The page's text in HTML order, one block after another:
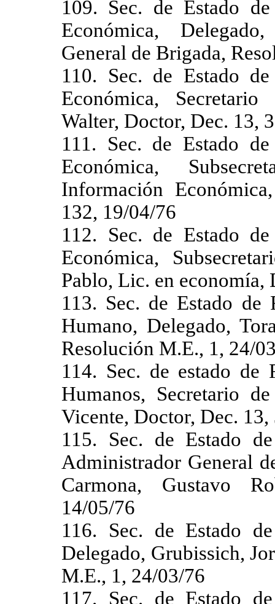
109. Sec. de Estado
Económica,
General de Brigada,
110. Sec. de Estado
Económica,
Walter, Doctor, Dec. 13,
111. Sec. de Estado
Económica,
Información
132, 19/04/76
112. Sec. de Estado
Económica,
Pablo, Lic. en economía,
113. Sec. de Estado de
Humano, Delegado,
Resolución M.E., 1, 24/
114. Sec. de estado de
Humanos, Secretario
Vicente, Doctor, Dec.
115. Sec. de Estado
Administrador General
Carmona, Gustavo
14/05/76
116. Sec. de Estado
Delegado, Grubissich,
M.E., 1, 24/03/76
117. Sec. de Estado